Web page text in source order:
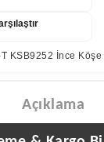
KSB9252 İnce Köşe
Açıklama